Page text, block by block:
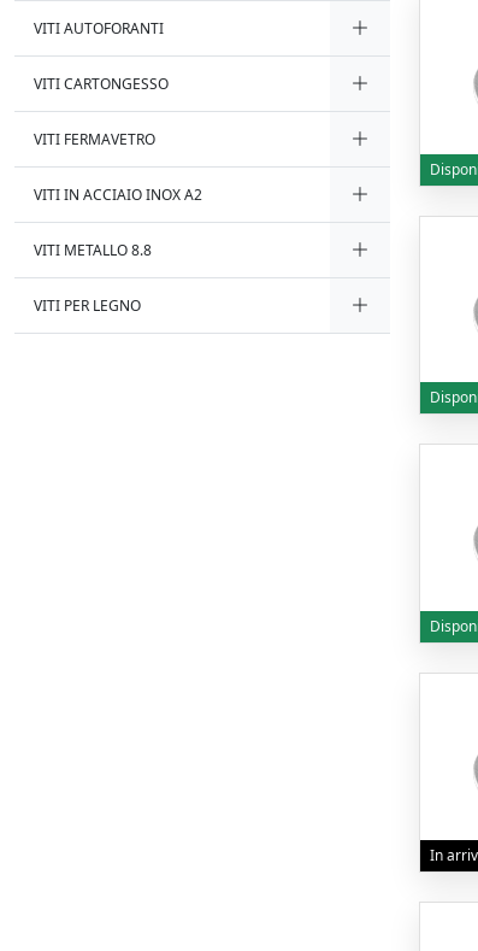
VITI AUTOFORANTI
VITI CARTONGESSO
VITI FERMAVETRO
VITI IN ACCIAIO INOX A2
VITI METALLO 8.8
VITI PER LEGNO
In